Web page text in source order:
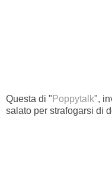
Questa di " Poppytalk",
salato per strafogarsi di